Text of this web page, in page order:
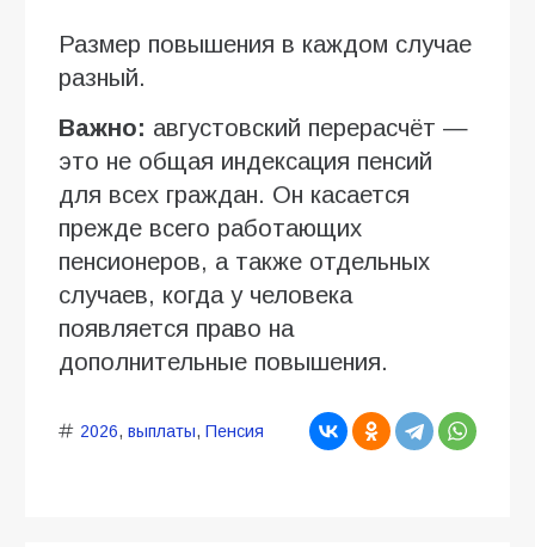
Размер повышения в каждом случае
разный.
Важно: августовский перерасчёт —
это не общая индексация пенсий
для всех граждан. Он касается
прежде всего работающих
пенсионеров, а также отдельных
случаев, когда у человека
появляется право на
дополнительные повышения.
2026, выплаты, Пенсия